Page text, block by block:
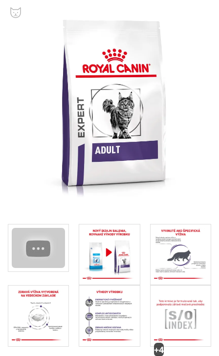
Kočky
Dárkové poukazy
Klinika Veterix
777 319 516 (Po–Pá, 9–19h; So–Ne, 9–14h)
info@veterix.cz
E-shop Veterix
777 319 517 (Po–Pá, 8–15h)
eshop@veterix.cz
+4